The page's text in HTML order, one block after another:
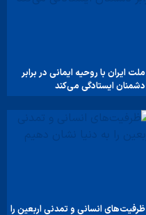
ملت ایران با روحیه ایمانی در برابر
دشمنان ایستادگی می‌کند
ظرفیت‌های انسانی و تمدنی اربعین را